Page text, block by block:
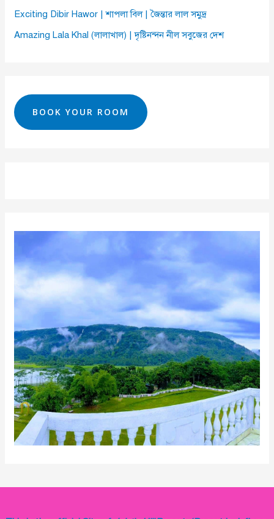
Exciting Dibir Hawor | শাপলা বিল | জৈন্তার লাল সমুদ্র
Amazing Lala Khal (লালাখাল) | দৃষ্টিনন্দন নীল সবুজের দেশ
BOOK YOUR ROOM